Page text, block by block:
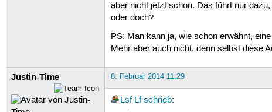
aber nicht jetzt schon. Das führt nur
oder doch?
PS: Man kann ja, wie schon erwähnt,
Mehr aber auch nicht, denn selbst diese
Justin-Time 8. Februar 2014 11:29
Lsf Lf schrieb: